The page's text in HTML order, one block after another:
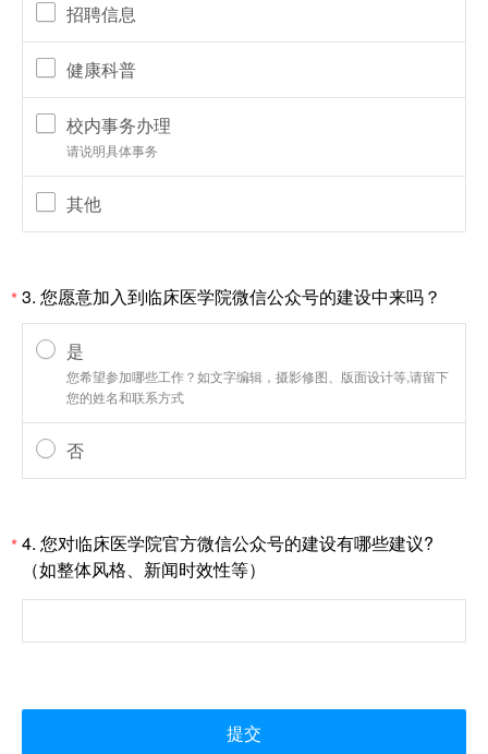
招聘信息
健康科普
校内事务办理
请说明具体事务
其他
*3. 您愿意加入到临床医学院微信公众号的建设中来吗？
是
您希望参加哪些工作？如文字编辑，摄影修图、版面设计等,请留下
您的姓名和联系方式
否
*4. 您对临床医学院官方微信公众号的建设有哪些建议?
（如整体风格、新闻时效性等）
提交